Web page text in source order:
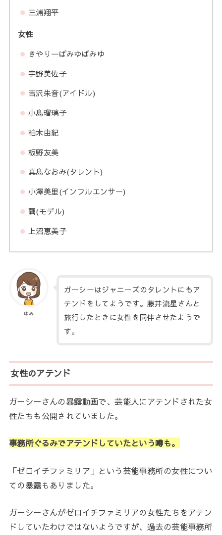
三浦翔平
女性
きやり一ぱみゆぱみゆ
宇野美佐子
吉沢朱音(アイドル)
小島瑠璃子
柏木由紀
板野友美
真島なおみ(タレント)
小澤美里(インフルエンサー)
繭(モデル)
上沼恵美子
ゆみ
ガーシーはジャニーズのタレントにもア
テンドをしてようです。藤井流星さんと
旅行したときに女性を同伴させたようで
す。
女性のアテンド
ガーシーさんの暴露動画で、芸能人にアテンドされた女
性たちも公開されていました。
事務所ぐるみでアテンドしていたという噂も。
「ゼロイチファミリア」という芸能事務所の女性につい
ての暴露もありました。
ガーシーさんがゼロイチファミリアの女性たちをアテン
ドしていたわけではないようですが、過去の芸能事務所